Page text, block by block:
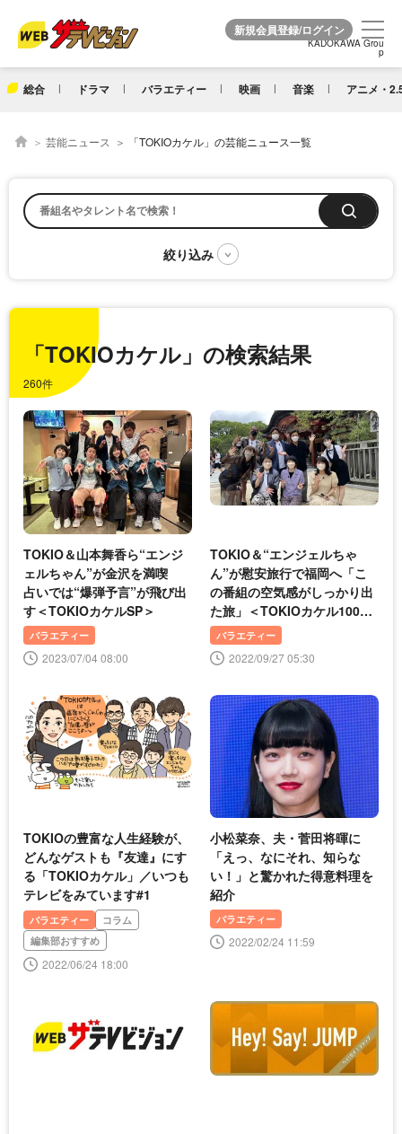
KADOKAWA Grou
p
総合 ドラマ バラエティー 映画 音楽 アニメ・
KADOKAWA Grou
p
芸能ニュース 「TOKIOカケル」の芸能ニュース一覧
「TOKIOカケル」の検索結果
260件
TOKIO＆山本舞香ら“エンジ
ェルちゃん”が金沢を満喫
占いでは“爆弾予言”が飛び出
す＜TOKIOカケルSP＞
バラエティー
2023/07/04 08:00
TOKIO＆“エンジェルちゃ
ん”が慰安旅行で福岡へ「こ
の番組の空気感がしっかり出
た旅」＜TOKIOカケル100分
SP＞
バラエティー
2022/09/27 05:30
TOKIOの豊富な人生経験が、
どんなゲストも『友達』にす
る「TOKIOカケル」／いつも
テレビをみています#1
バラエティー
コラム
編集部おすすめ
2022/06/24 18:00
小松菜奈、夫・菅田将暉に
「えっ、なにそれ、知らな
い！」と驚かれた得意料理を
紹介
バラエティー
2022/02/24 11:59